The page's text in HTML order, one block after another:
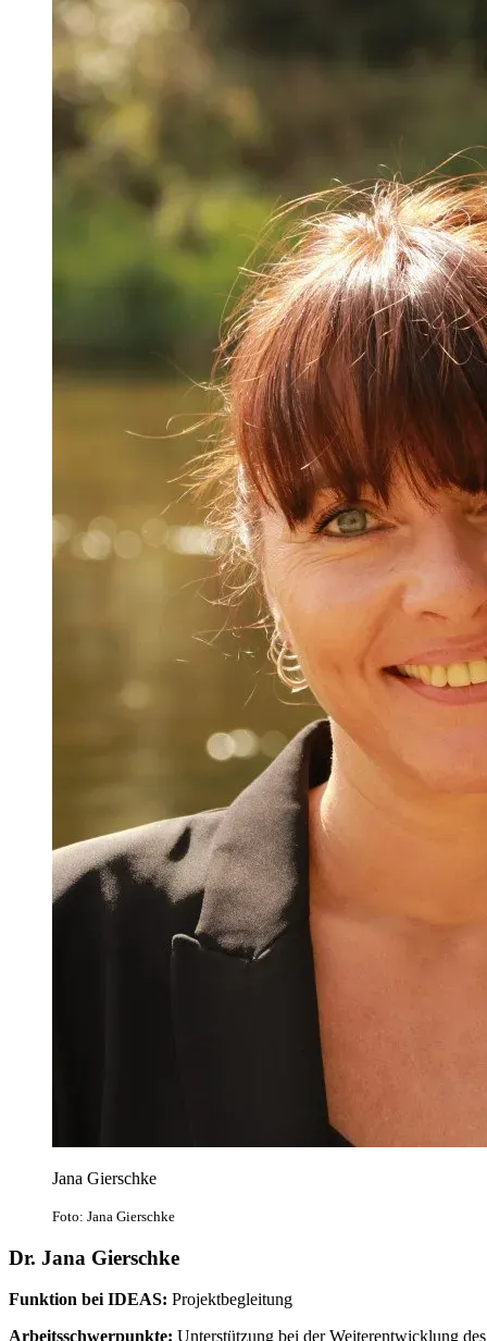
Jana Gierschke
Foto: Jana Gierschke
Dr. Jana Gierschke
Funktion bei IDEAS: Projektbegleitung
Arbeitsschwerpunkte: Unterstützung bei der Weiterentwicklung